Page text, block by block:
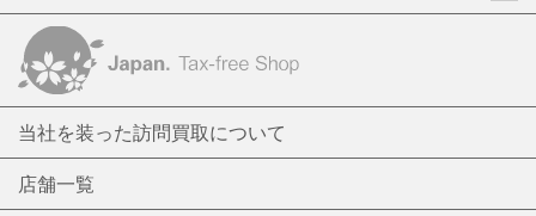
当社を装った訪問買取について
店舗一覧